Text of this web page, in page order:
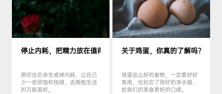
停止内耗，把精力放在值得的事上 ！
愿你往后余生戒掉内耗，让自己
少一些烦恼和挂碍，去拥抱生活
的万般美好。
关于鸡蛋，你真的了解吗？
鸡蛋这么好的食物，一定要好好
享用，也别忘了用好的净水器，
给我们的美食更好的口感。